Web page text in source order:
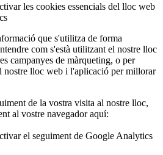
les cookies essencials del lloc web
que s'utilitza de forma
com s'està utilitzant el nostre lloc
campanyes de màrqueting, o per
nostre lloc web i l'aplicació per millorar
de la vostra visita al nostre lloc,
al vostre navegador aquí:
el seguiment de Google Analytics